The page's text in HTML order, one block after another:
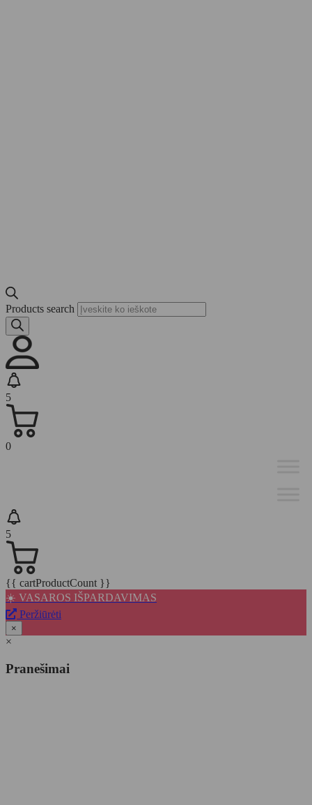
Products search
5
0
5
{{ cartProductCount }}
☀️ VASAROS IŠPARDAVIMAS
Peržiūrėti
×
×
Pranešimai